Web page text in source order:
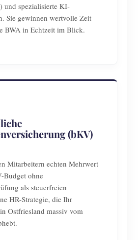
und spezialisierte KI-
Sie gewinnen wertvolle Zeit
BWA in Echtzeit im Blick.
(bKV)
Mitarbeitern echten Mehrwert
Budget ohne
als steuerfreien
HR-Strategie, die Ihr
Ostfriesland massiv vom